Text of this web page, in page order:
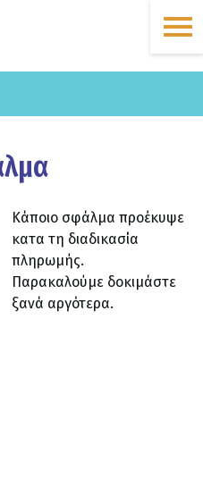
Κάποιο σφάλμα προέκυψε
κατα τη διαδικασία
πληρωμής.
Παρακαλούμε δοκιμάστε
ξανά αργότερα.